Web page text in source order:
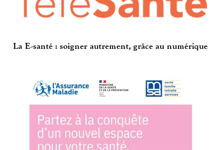
La E-santé : soigner autrement, grâce au numérique